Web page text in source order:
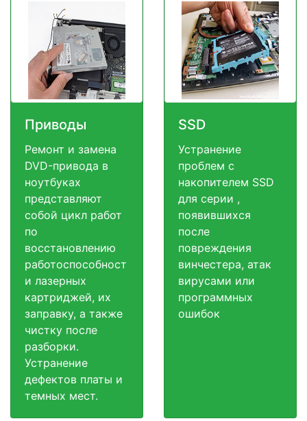
Приводы
Ремонт и замена
DVD-привода в
ноутбуках
представляют
собой цикл работ
по
восстановлению
работоспособност
и лазерных
картриджей, их
заправку, а также
чистку после
разборки.
Устранение
дефектов платы и
темных мест.
SSD
Устранение
проблем с
накопителем SSD
для серии ,
появившихся
после
повреждения
винчестера, атак
вирусами или
программных
ошибок